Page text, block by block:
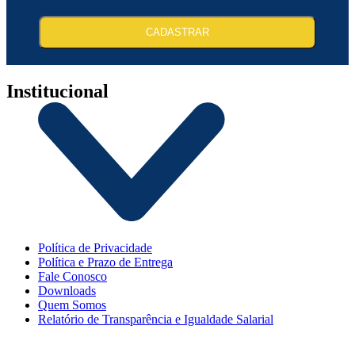
CADASTRAR
Institucional
Política de Privacidade
Política e Prazo de Entrega
Fale Conosco
Downloads
Quem Somos
Relatório de Transparência e Igualdade Salarial